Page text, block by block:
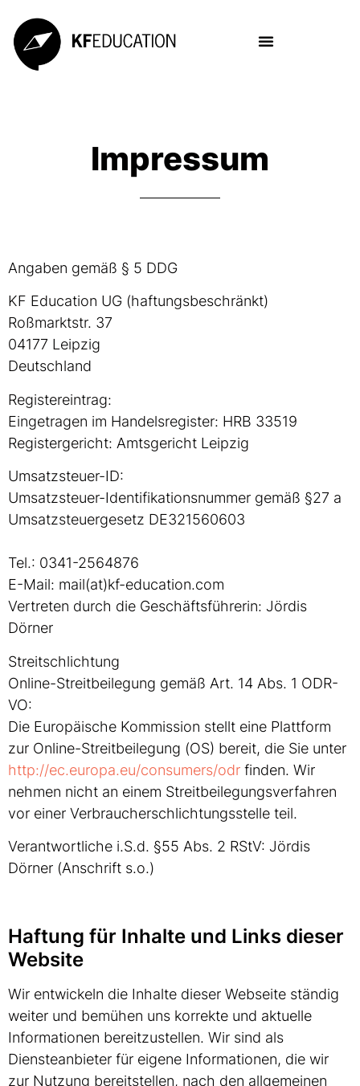
Impressum
Angaben gemäß § 5 DDG
KF Education UG (haftungsbeschränkt)
Roßmarktstr. 37
04177 Leipzig
Deutschland
Registereintrag:
Eingetragen im Handelsregister: HRB 33519
Registergericht: Amtsgericht Leipzig
Umsatzsteuer-ID:
Umsatzsteuer-Identifikationsnummer gemäß §27 a
Umsatzsteuergesetz DE321560603
Tel.: 0341-2564876
E-Mail: mail(at)kf-education.com
Vertreten durch die Geschäftsführerin: Jördis
Dörner
Streitschlichtung
Online-Streitbeilegung gemäß Art. 14 Abs. 1 ODR-
VO:
Die Europäische Kommission stellt eine Plattform
zur Online-Streitbeilegung (OS) bereit, die Sie unter
http://ec.europa.eu/consumers/odr finden. Wir
nehmen nicht an einem Streitbeilegungsverfahren
vor einer Verbraucherschlichtungsstelle teil.
Verantwortliche i.S.d. §55 Abs. 2 RStV: Jördis
Dörner (Anschrift s.o.)
Haftung für Inhalte und Links dieser
Website
Wir entwickeln die Inhalte dieser Webseite ständig
weiter und bemühen uns korrekte und aktuelle
Informationen bereitzustellen. Wir sind als
Diensteanbieter für eigene Informationen, die wir
zur Nutzung bereitstellen, nach den allgemeinen